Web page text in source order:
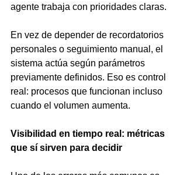
agente trabaja con prioridades claras.
En vez de depender de recordatorios
personales o seguimiento manual, el
sistema actúa según parámetros
previamente definidos. Eso es control
real: procesos que funcionan incluso
cuando el volumen aumenta.
Visibilidad en tiempo real: métricas
que sí sirven para decidir